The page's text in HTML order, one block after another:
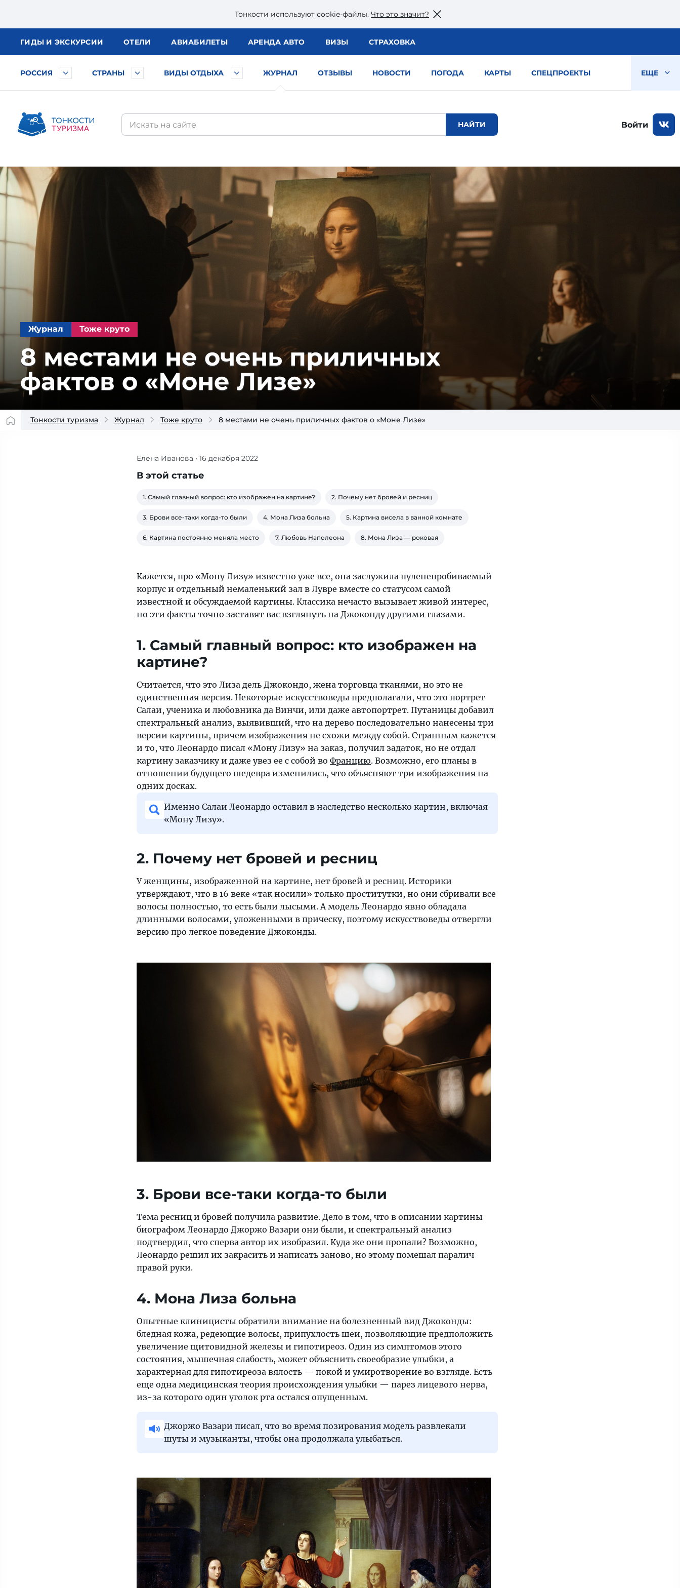
Тонкости используют сookie-файлы. Что это значит?
ГИДЫ И ЭКСКУРСИИ ОТЕЛИ АВИАБИЛЕТЫ АРЕНДА АВТО ВИЗЫ СТРАХОВКА
РОССИЯ СТРАНЫ ВИДЫ ОТДЫХА ЖУРНАЛ ОТЗЫВЫ НОВОСТИ ПОГОДА КАРТЫ СПЕЦПРОЕКТЫ ЕЩЕ
Войти
Журнал Тоже круто
8 местами не очень приличных
фактов о «Моне Лизе»
Тонкости туризма Журнал Тоже круто 8 местами не очень приличных фактов о «Моне Лизе»
Классика
нечасто
живой
но
эти
заставят
вас
взглянуть
на
глазами
Елена Иванова • 16 декабря 2022
В этой статье
1. Самый главный вопрос: кто изображен на картине? 2. Почему нет бровей и ресниц
3. Брови все-таки когда-то были 4. Мона Лиза больна 5. Картина висела в ванной комнате
6. Картина постоянно меняла место 7. Любовь Наполеона 8. Мона Лиза — роковая
Кажется, про «Мону Лизу» известно уже все, она заслужила пуленепробиваемый
корпус и отдельный немаленький зал в Лувре вместе со статусом самой
известной и обсуждаемой картины. Классика нечасто вызывает живой интерес,
но эти факты точно заставят вас взглянуть на Джоконду другими глазами.
1. Самый главный вопрос: кто изображен на
картине?
Считается, что это Лиза дель Джокондо, жена торговца тканями, но это не
единственная версия. Некоторые искусствоведы предполагали, что это портрет
Салаи, ученика и любовника да Винчи, или даже автопортрет. Путаницы добавил
спектральный анализ, выявивший, что на дерево последовательно нанесены три
версии картины, причем изображения не схожи между собой. Странным кажется
и то, что Леонардо писал «Мону Лизу» на заказ, получил задаток, но не отдал
картину заказчику и даже увез ее с собой во Францию. Возможно, его планы в
отношении будущего шедевра изменились, что объясняют три изображения на
одних досках.
Именно Салаи Леонардо оставил в наследство несколько картин, включая
«Мону Лизу».
2. Почему нет бровей и ресниц
У женщины, изображенной на картине, нет бровей и ресниц. Историки
утверждают, что в 16 веке «так носили» только проститутки, но они сбривали все
волосы полностью, то есть были лысыми. А модель Леонардо явно обладала
длинными волосами, уложенными в прическу, поэтому искусствоведы отвергли
версию про легкое поведение Джоконды.
3. Брови все-таки когда-то были
Тема ресниц и бровей получила развитие. Дело в том, что в описании картины
биографом Леонардо Джоржо Вазари они были, и спектральный анализ
подтвердил, что сперва автор их изобразил. Куда же они пропали? Возможно,
Леонардо решил их закрасить и написать заново, но этому помешал паралич
правой руки.
4. Мона Лиза больна
Опытные клиницисты обратили внимание на болезненный вид Джоконды:
бледная кожа, редеющие волосы, припухлость шеи, позволяющие предположить
увеличение щитовидной железы и гипотиреоз. Один из симптомов этого
состояния, мышечная слабость, может объяснить своеобразие улыбки, а
характерная для гипотиреоза вялость — покой и умиротворение во взгляде. Есть
еще одна медицинская теория происхождения улыбки — парез лицевого нерва,
из-за которого один уголок рта остался опущенным.
Джоржо Вазари писал, что во время позирования модель развлекали
шуты и музыканты, чтобы она продолжала улыбаться.